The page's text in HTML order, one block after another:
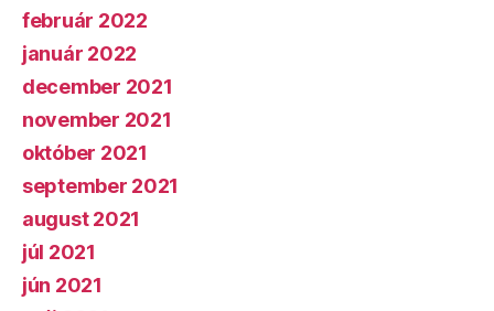
február 2022
január 2022
december 2021
november 2021
október 2021
september 2021
august 2021
júl 2021
jún 2021